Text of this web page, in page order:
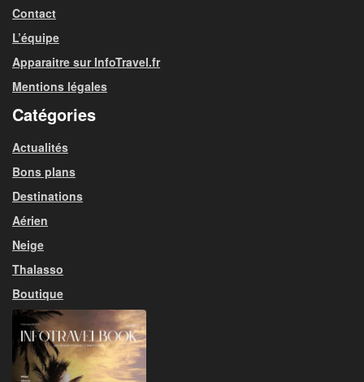
Contact
L’équipe
Apparaitre sur InfoTravel.fr
Mentions légales
Catégories
Actualités
Bons plans
Destinations
Aérien
Neige
Thalasso
Boutique